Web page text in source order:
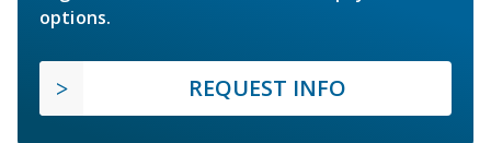
options.
REQUEST INFO